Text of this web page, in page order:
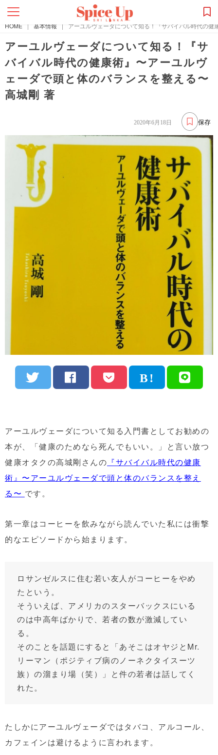
HOME | 基本情報 | アーユルヴェーダについて知る！『サバイバル時代の
アーユルヴェーダについて知る！『サ
バイバル時代の健康術』〜アーユルヴ
ェーダで頭と体のバランスを整える〜
高城剛 著
保存
2020年6月18日
アーユルヴェーダについて知る入門書としてお勧めの
本が、「健康のためなら死んでもいい。」と言い放つ
健康オタクの高城剛さんの 『サバイバル時代の健康
術』〜アーユルヴェーダで頭と体のバランスを整え
る〜 です。
第一章はコーヒーを飲みながら読んでいた私には衝撃
的なエピソードから始まります。
ロサンゼルスに住む若い友人がコーヒーをやめ
たという。
そういえば、アメリカのスターバックスにいる
のは中高年ばかりで、若者の数が激減してい
る。
そのことを話題にすると「あそこはオヤジとMr.
リーマン（ポジティブ病のノーネクタイスーツ
族）の溜まり場（笑）」と件の若者は話してく
れた。
たしかにアーユルヴェーダではタバコ、アルコール、
カフェインは避けるように言われます。